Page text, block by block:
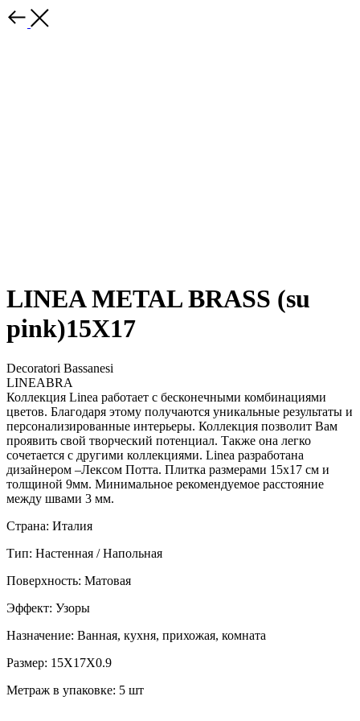
LINEA METAL BRASS (su
pink)15X17
Decoratori Bassanesi
LINEABRA
Коллекция Linea работает с бесконечными комбинациями
цветов. Благодаря этому получаются уникальные результаты и
персонализированные интерьеры. Коллекция позволит Вам
проявить свой творческий потенциал. Также она легко
сочетается с другими коллекциями. Linea разработана
дизайнером –Лексом Потта. Плитка размерами 15х17 см и
толщиной 9мм. Минимальное рекомендуемое расстояние
между швами 3 мм.
Страна: Италия
Тип: Настенная / Напольная
Поверхность: Матовая
Эффект: Узоры
Назначение: Ванная, кухня, прихожая, комната
Размер: 15X17X0.9
Метраж в упаковке: 5 шт